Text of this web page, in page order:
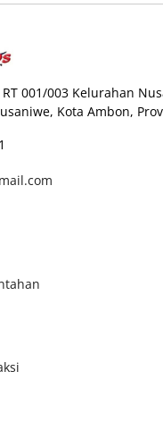
001/003 Kelurahan
Kota Ambon,